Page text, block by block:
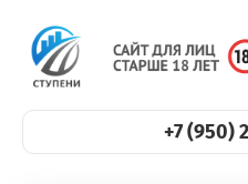
+7 (950)